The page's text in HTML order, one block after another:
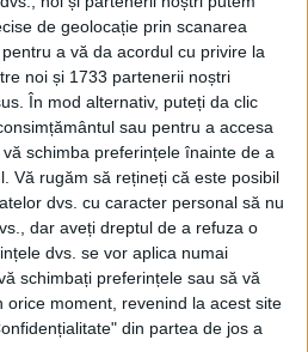
de geolocație prin scanarea
a vă da acordul cu privire la
noi și 1733 partenerii noștri
În mod alternativ, puteți da clic
sau pentru a accesa
schimba preferințele înainte de a
Vă rugăm să rețineți că este posibil
dvs. cu caracter personal să nu
dar aveți dreptul de a refuza o
dvs. se vor aplica numai
schimbați preferințele sau să vă
orice moment, revenind la acest site
din partea de jos a
produse, de la
până la accesorii pentru
de cusut performantă
5.000 de lei, în funcție de
Această sumă este
capitalul necesar pentru
făcând din cusut o
antreprenorii începători.